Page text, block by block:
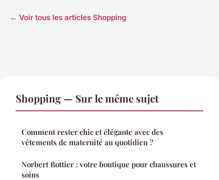
← Voir tous les articles Shopping
Shopping — Sur le même sujet
Comment rester chic et élégante avec des
vêtements de maternité au quotidien ?
Norbert Bottier : votre boutique pour chaussures et
soins